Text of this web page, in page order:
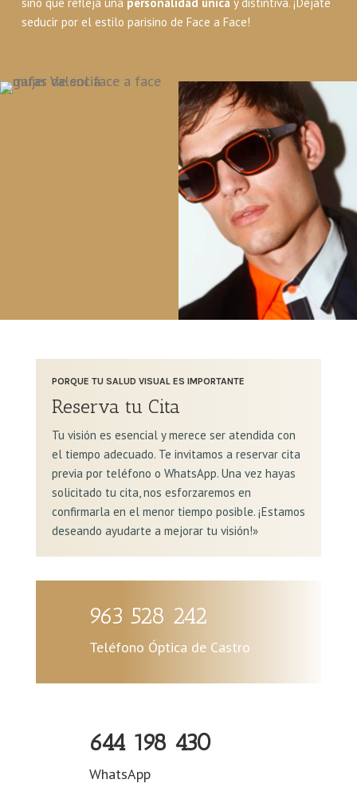
seducir por el estilo parisino de Face a Face!
PORQUE TU SALUD VISUAL ES IMPORTANTE
Reserva tu Cita
Tu visión es esencial y merece ser atendida con
el tiempo adecuado. Te invitamos a reservar cita
previa por teléfono o WhatsApp. Una vez hayas
solicitado tu cita, nos esforzaremos en
confirmarla en el menor tiempo posible. ¡Estamos
deseando ayudarte a mejorar tu visión!»
963 528 242
Teléfono Óptica de Castro
644 198 430
WhatsApp